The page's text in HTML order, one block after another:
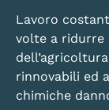
Lavoro
volte a ridurre
rinnovabili ed
chimiche